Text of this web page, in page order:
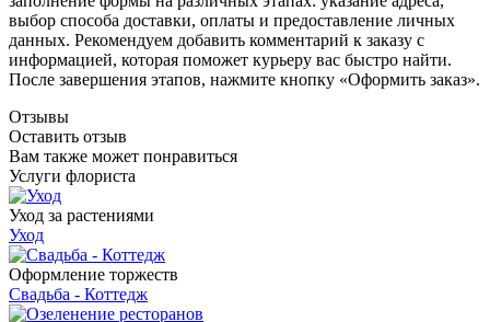
выбор способа доставки, оплаты и предоставление личных
данных. Рекомендуем добавить комментарий к заказу с
информацией, которая поможет курьеру вас быстро найти.
После завершения этапов, нажмите кнопку «Оформить заказ».
Отзывы
Оставить отзыв
Вам также может понравиться
Услуги флориста
Уход за растениями
Уход
Оформление торжеств
Свадьба - Коттедж